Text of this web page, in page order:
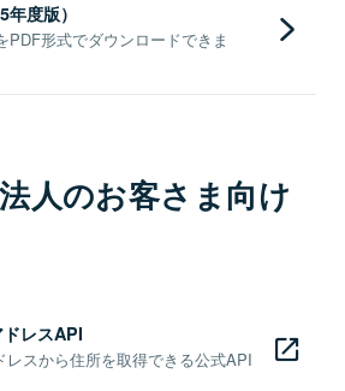
度版）
PDF形式でダウンロードできま
人のお客さま向け
レスAPI
スから住所を取得できる公式API